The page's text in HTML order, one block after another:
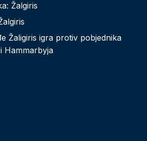
Žalgiris
Žaligiris igra protiv pobjednika
Hammarbyja